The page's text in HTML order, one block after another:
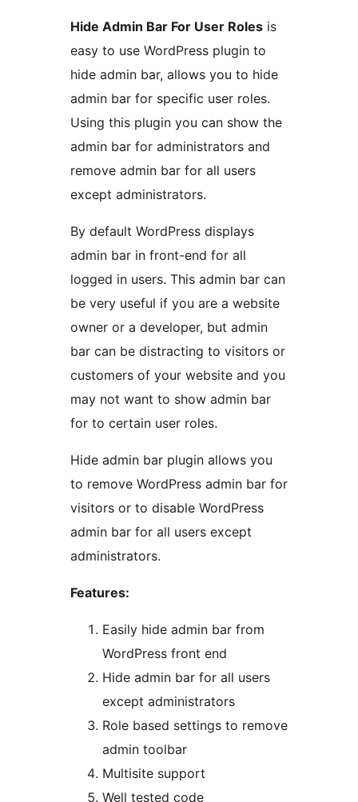
Hide Admin Bar For User Roles is
easy to use WordPress plugin to
hide admin bar, allows you to hide
admin bar for specific user roles.
Using this plugin you can show the
admin bar for administrators and
remove admin bar for all users
except administrators.
By default WordPress displays
admin bar in front-end for all
logged in users. This admin bar can
be very useful if you are a website
owner or a developer, but admin
bar can be distracting to visitors or
customers of your website and you
may not want to show admin bar
for to certain user roles.
Hide admin bar plugin allows you
to remove WordPress admin bar for
visitors or to disable WordPress
admin bar for all users except
administrators.
Features:
Easily hide admin bar from
WordPress front end
Hide admin bar for all users
except administrators
Role based settings to remove
admin toolbar
Multisite support
Well tested code